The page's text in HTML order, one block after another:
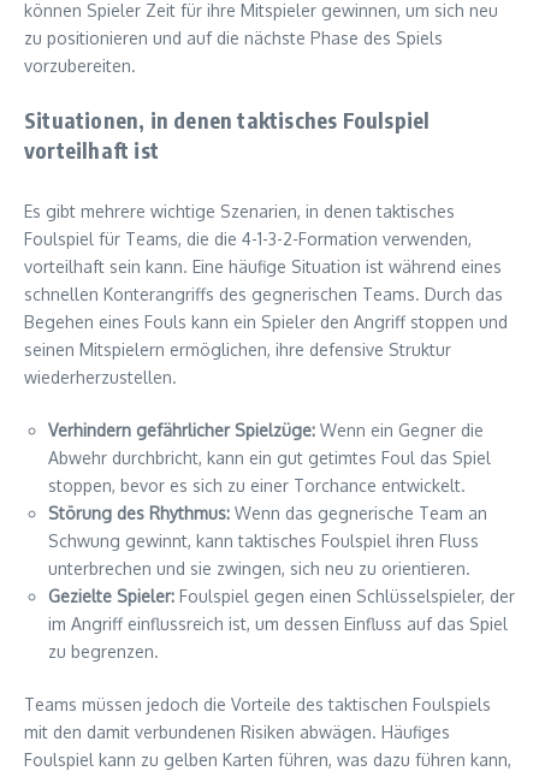
können Spieler Zeit für ihre Mitspieler gewinnen, um sich neu
zu positionieren und auf die nächste Phase des Spiels
vorzubereiten.
Situationen, in denen taktisches Foulspiel
vorteilhaft ist
Es gibt mehrere wichtige Szenarien, in denen taktisches
Foulspiel für Teams, die die 4-1-3-2-Formation verwenden,
vorteilhaft sein kann. Eine häufige Situation ist während eines
schnellen Konterangriffs des gegnerischen Teams. Durch das
Begehen eines Fouls kann ein Spieler den Angriff stoppen und
seinen Mitspielern ermöglichen, ihre defensive Struktur
wiederherzustellen.
Verhindern gefährlicher Spielzüge: Wenn ein Gegner die
Abwehr durchbricht, kann ein gut getimtes Foul das Spiel
stoppen, bevor es sich zu einer Torchance entwickelt.
Störung des Rhythmus: Wenn das gegnerische Team an
Schwung gewinnt, kann taktisches Foulspiel ihren Fluss
unterbrechen und sie zwingen, sich neu zu orientieren.
Gezielte Spieler: Foulspiel gegen einen Schlüsselspieler, der
im Angriff einflussreich ist, um dessen Einfluss auf das Spiel
zu begrenzen.
Teams müssen jedoch die Vorteile des taktischen Foulspiels
mit den damit verbundenen Risiken abwägen. Häufiges
Foulspiel kann zu gelben Karten führen, was dazu führen kann,